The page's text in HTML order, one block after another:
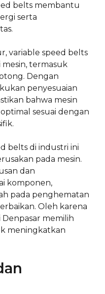
belts membantu
serta
variable speed belts
termasuk
Dengan
penyesuaian
bahwa mesin
sesuai dengan
belts di industri ini
pada mesin.
dan
komponen,
pada penghematan
Oleh karena
memilih
meningkatkan